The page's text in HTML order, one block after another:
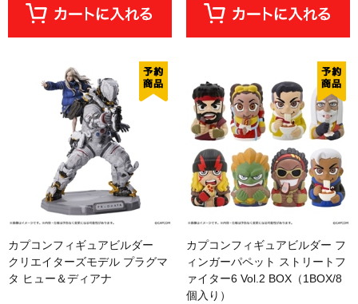
カプコンフィギュアビルダー
クリエイターズモデル プラグマ
タ ヒュー＆ディアナ
カプコンフィギュアビルダー フ
ィンガーパペット ストリートフ
ァイター6 Vol.2 BOX（1BOX/8
個入り）